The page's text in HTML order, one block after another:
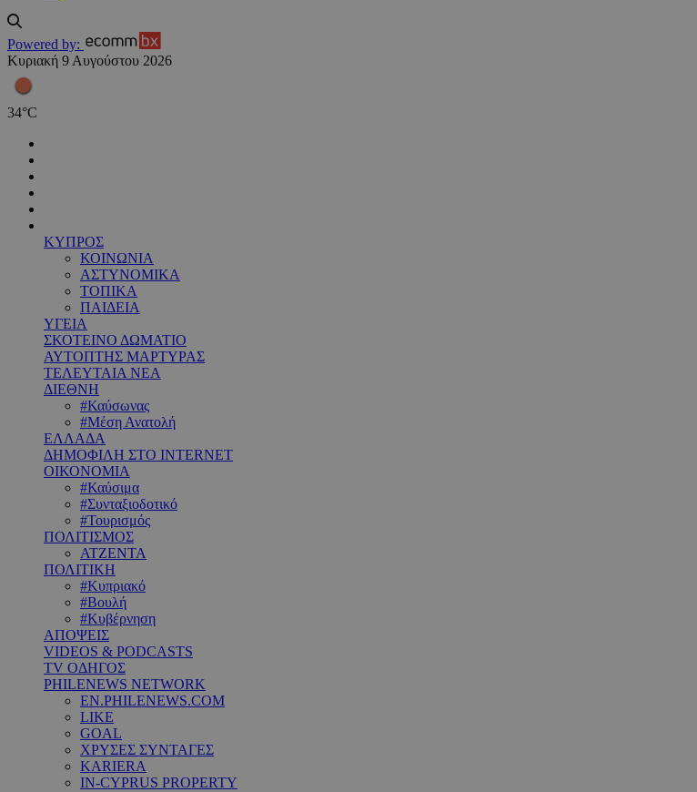
Powered by:
Κυριακή 9 Αυγούστου 2026
34°C
ΚΥΠΡΟΣ
ΚΟΙΝΩΝΙΑ
ΑΣΤΥΝΟΜΙΚΑ
ΤΟΠΙΚΑ
ΠΑΙΔΕΙΑ
ΥΓΕΙΑ
ΣΚΟΤΕΙΝΟ ΔΩΜΑΤΙΟ
ΑΥΤΟΠΤΗΣ ΜΑΡΤΥΡΑΣ
ΤΕΛΕΥΤΑΙΑ ΝΕΑ
ΔΙΕΘΝΗ
#Καύσωνας
#Μέση Ανατολή
ΕΛΛΑΔΑ
ΔΗΜΟΦΙΛΗ ΣΤΟ INTERNET
ΟΙΚΟΝΟΜΙΑ
#Καύσιμα
#Συνταξιοδοτικό
#Τουρισμός
ΠΟΛΙΤΙΣΜΟΣ
ΑΤΖΕΝΤΑ
ΠΟΛΙΤΙΚΗ
#Κυπριακό
#Βουλή
#Κυβέρνηση
ΑΠΟΨΕΙΣ
VIDEOS & PODCASTS
TV ΟΔΗΓΟΣ
PHILENEWS NETWORK
EN.PHILENEWS.COM
LIKE
GOAL
ΧΡΥΣΕΣ ΣΥΝΤΑΓΕΣ
KARIERA
IN-CYPRUS PROPERTY